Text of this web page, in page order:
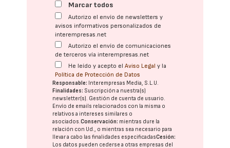
Marcar todos
Autorizo el envío de newsletters y
avisos informativos personalizados de
interempresas.net
Autorizo el envío de comunicaciones
de terceros vía interempresas.net
He leído y acepto elAviso Legal y la
Política de Protección de Datos
Responsable: Interempresas Media, S.L.U.
Finalidades: Suscripción a nuestra(s)
newsletter(s). Gestión de cuenta de usuario.
Envío de emails relacionados con la misma o
relativos a intereses similares o
asociados.Conservación: mientras dure la
relación con Ud., o mientras sea necesario para
llevar a cabo las finalidades especificadasCesión:
Los datos pueden cederse a otras empresas del